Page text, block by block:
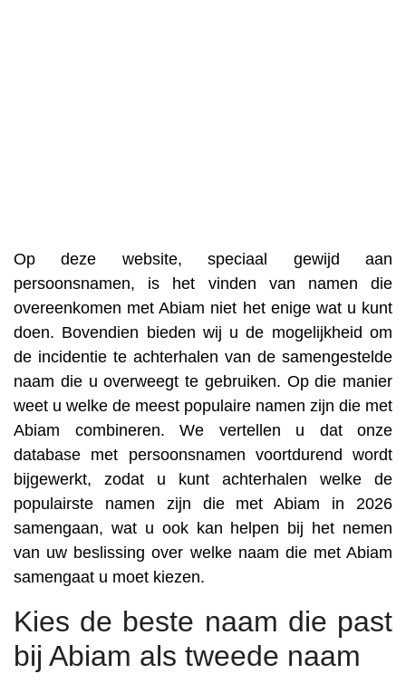
Op deze website, speciaal gewijd aan
persoonsnamen, is het vinden van namen die
overeenkomen met Abiam niet het enige wat u kunt
doen. Bovendien bieden wij u de mogelijkheid om
de incidentie te achterhalen van de samengestelde
naam die u overweegt te gebruiken. Op die manier
weet u welke de meest populaire namen zijn die met
Abiam combineren. We vertellen u dat onze
database met persoonsnamen voortdurend wordt
bijgewerkt, zodat u kunt achterhalen welke de
populairste namen zijn die met Abiam in 2026
samengaan, wat u ook kan helpen bij het nemen
van uw beslissing over welke naam die met Abiam
samengaat u moet kiezen.
Kies de beste naam die past
bij Abiam als tweede naam